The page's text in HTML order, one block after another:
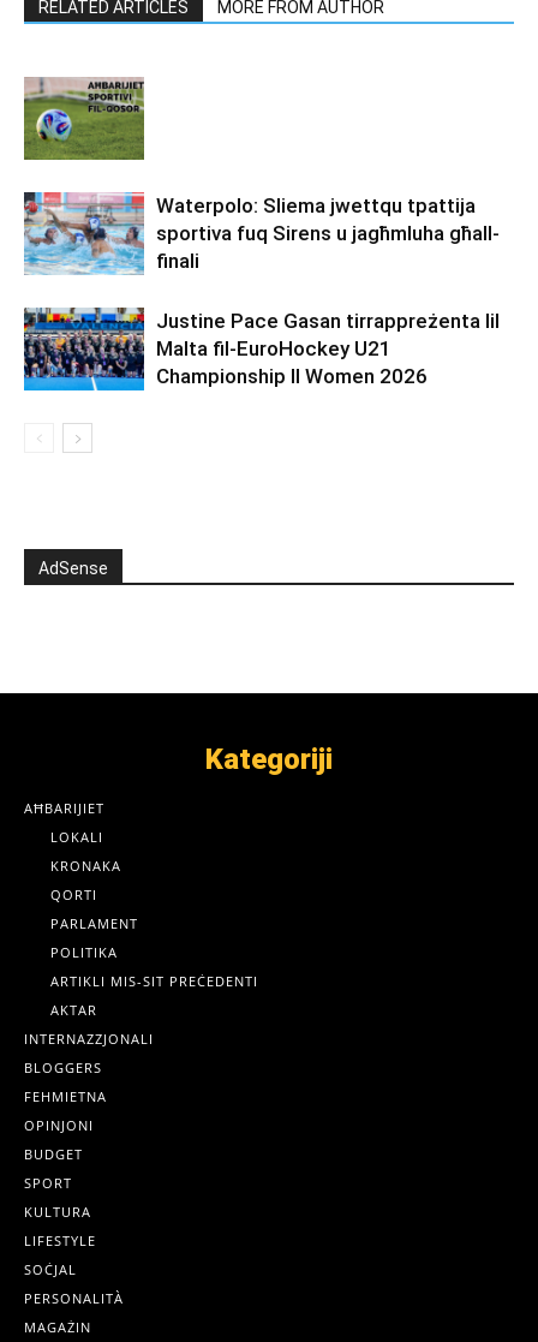
RELATED ARTICLES MORE FROM AUTHOR
Waterpolo: Sliema jwettqu tpattija
sportiva fuq Sirens u jagħmluha għall-
finali
Justine Pace Gasan tirrappreżenta lil
Malta fil-EuroHockey U21
Championship II Women 2026
AdSense
Kategoriji
AĦBARIJIET
LOKALI
KRONAKA
QORTI
PARLAMENT
POLITIKA
ARTIKLI MIS-SIT PREĊEDENTI
AKTAR
INTERNAZZJONALI
BLOGGERS
FEHMIETNA
OPINJONI
BUDGET
SPORT
KULTURA
LIFESTYLE
SOĊJAL
PERSONALITÀ
MAGAŻIN